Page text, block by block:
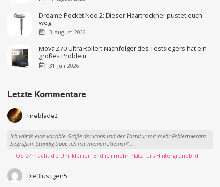
Dreame Pocket Neo 2: Dieser Haartrockner pustet euch
weg
3. August 2026
Mova Z70 Ultra Roller: Nachfolger des Testsiegers hat ein
großes Problem
31. Juli 2026
Letzte Kommentare
Fireblade2
Ich würde eine variable Größe der Icons und der Tastatur mit mehr Fehlertoleranz
begrüßen. Ständig tippe ich mit meinen „kleinen“...
→ iOS 27 macht die Uhr kleiner: Endlich mehr Platz fürs Hintergrundbild
Die3lustigen5